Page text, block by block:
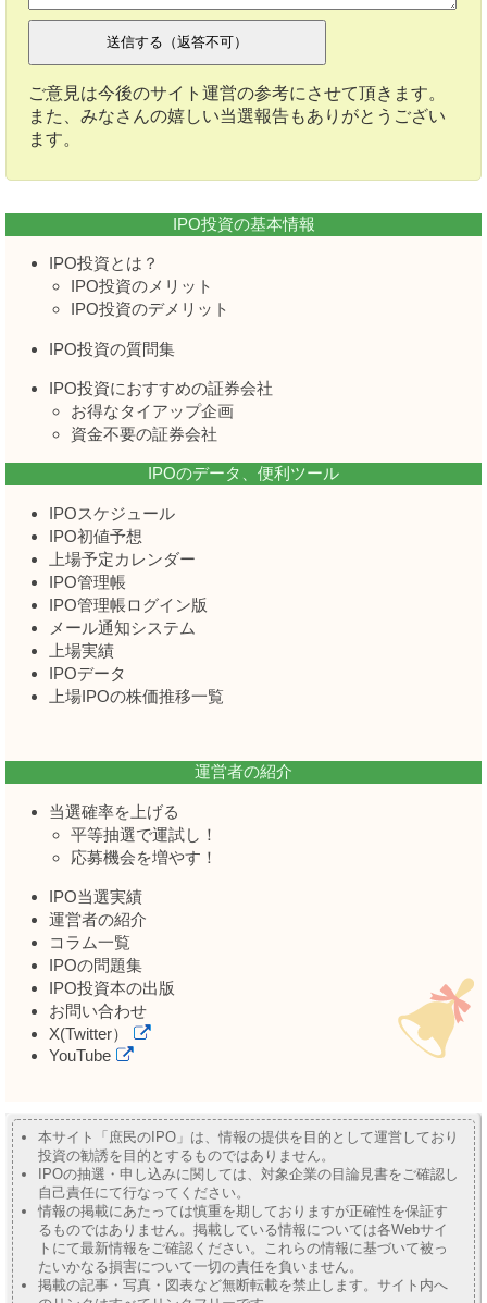
ご意見は今後のサイト運営の参考にさせて頂きます。
また、みなさんの嬉しい当選報告もありがとうござい
ます。
IPO投資の基本情報
IPO投資とは？
IPO投資のメリット
IPO投資のデメリット
IPO投資の質問集
IPO投資におすすめの証券会社
お得なタイアップ企画
資金不要の証券会社
IPOのデータ、便利ツール
IPOスケジュール
IPO初値予想
上場予定カレンダー
IPO管理帳
IPO管理帳ログイン版
メール通知システム
上場実績
IPOデータ
上場IPOの株価推移一覧
運営者の紹介
当選確率を上げる
平等抽選で運試し！
応募機会を増やす！
IPO当選実績
運営者の紹介
コラム一覧
IPOの問題集
IPO投資本の出版
お問い合わせ
X(Twitter）
YouTube
本サイト「庶民のIPO」は、情報の提供を目的として運営しており
投資の勧誘を目的とするものではありません。
IPOの抽選・申し込みに関しては、対象企業の目論見書をご確認し
自己責任にて行なってください。
情報の掲載にあたっては慎重を期しておりますが正確性を保証す
るものではありません。掲載している情報については各Webサイ
トにて最新情報をご確認ください。これらの情報に基づいて被っ
たいかなる損害について一切の責任を負いません。
掲載の記事・写真・図表など無断転載を禁止します。サイト内へ